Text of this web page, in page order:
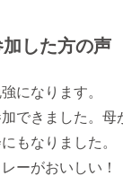
した方の声
になります。
加できました。
もなりました。
ーがおいしい！